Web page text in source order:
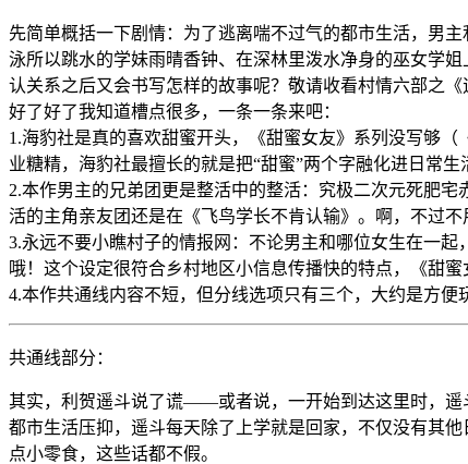
先简单概括一下剧情：为了逃离喘不过气的都市生活，男
泳所以跳水的学妹雨晴香钟、在深林里泼水净身的巫女学
认关系之后又会书写怎样的故事呢？敬请收看村情六部之《
好了好了我知道槽点很多，一条一条来吧：
1.海豹社是真的喜欢甜蜜开头，《甜蜜女友》系列没写够
业糖精，海豹社最擅长的就是把“甜蜜”两个字融化进日常
2.本作男主的兄弟团更是整活中的整活：究极二次元死肥宅
活的主角亲友团还是在《飞鸟学长不肯认输》。啊，不过
3.永远不要小瞧村子的情报网：不论男主和哪位女生在一
哦！这个设定很符合乡村地区小信息传播快的特点，《甜
4.本作共通线内容不短，但分线选项只有三个，大约是方
共通线部分：
其实，利贺遥斗说了谎——或者说，一开始到达这里时，遥
都市生活压抑，遥斗每天除了上学就是回家，不仅没有其
点小零食，这些话都不假。